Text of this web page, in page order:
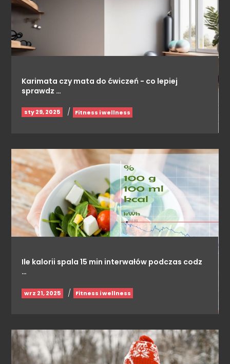
Karimata czy mata do ćwiczeń - co lepiej
sprawdz …
sty 29, 2025 / Fitness i wellness
Ile kalorii spala 15 min interwałów podczas codz
…
wrz 21, 2025 / Fitness i wellness